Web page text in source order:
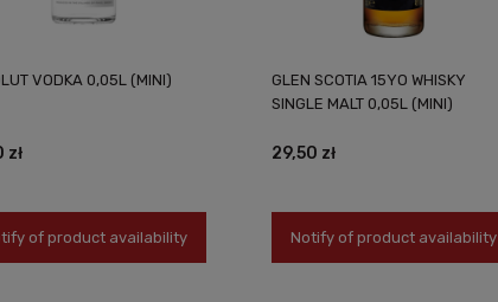
VODKA 0,05L (MINI)
zł
of product availability
GLEN SCOTIA 15YO WHISKY
SINGLE MALT 0,05L (MINI)
29,50 zł
Notify of product availability